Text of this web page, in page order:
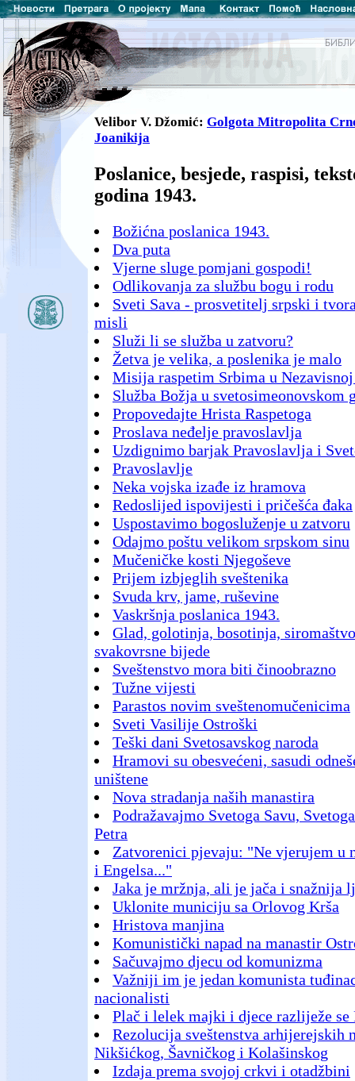
Velibor V. Džomić: Golgota Mitropolita
Joanikija
Poslanice, besjede, raspisi,
godina 1943.
Božićna poslanica 1943.
Dva puta
Vjerne sluge pomjani gospodi!
Odlikovanja za službu bogu i rodu
Sveti Sava - prosvetitelj srpski i
misli
Služi li se služba u zatvoru?
Žetva je velika, a poslenika je malo
Misija raspetim Srbima u
Služba Božja u svetosimeonovskom
Propovedajte Hrista Raspetoga
Proslava neđelje pravoslavlja
Uzdignimo barjak Pravoslavlja i
Pravoslavlje
Neka vojska izađe iz hramova
Redoslijed ispovijesti i pričešća đaka
Uspostavimo bogosluženje u zatvoru
Odajmo poštu velikom srpskom sinu
Mučeničke kosti Njegoševe
Prijem izbjeglih sveštenika
Svuda krv, jame, ruševine
Vaskršnja poslanica 1943.
Glad, golotinja, bosotinja,
svakovrsne bijede
Sveštenstvo mora biti činoobrazno
Tužne vijesti
Parastos novim sveštenomučenicima
Sveti Vasilije Ostroški
Teški dani Svetosavskog naroda
Hramovi su obesvećeni, sasudi
uništene
Nova stradanja naših manastira
Podražavajmo Svetoga Savu,
Petra
Zatvorenici pjevaju: "Ne vjerujem u
i Engelsa..."
Jaka je mržnja, ali je jača i snažnija
Uklonite municiju sa Orlovog Krša
Hristova manjina
Komunistički napad na manastir
Sačuvajmo djecu od komunizma
Važniji im je jedan komunista
nacionalisti
Plač i lelek majki i djece razliježe
Rezolucija sveštenstva arhijerejskih
Nikšićkog, Šavničkog i Kolašinskog
Izdaja prema svojoj crkvi i otadžbini